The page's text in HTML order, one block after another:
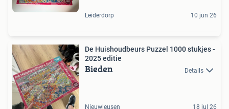
Leiderdorp 10 jun 26
De Huishoudbeurs Puzzel 1000 stukjes -
2025 editie
Bieden Details
Nieuwleusen 18 jul 26